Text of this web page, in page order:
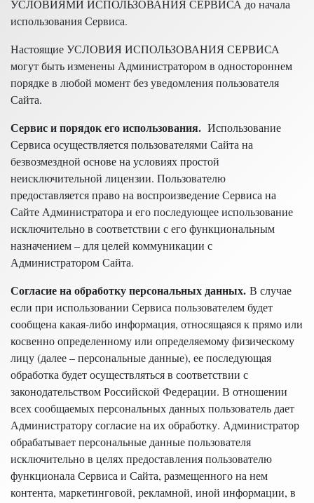
УСЛОВИЯМИ ИСПОЛЬЗОВАНИЯ СЕРВИСА до начала
использования Сервиса.
Настоящие УСЛОВИЯ ИСПОЛЬЗОВАНИЯ СЕРВИСА
могут быть изменены Администратором в одностороннем
порядке в любой момент без уведомления пользователя
Сайта.
Сервис и порядок его использования. Использование
Сервиса осуществляется пользователями Сайта на
безвозмездной основе на условиях простой
неисключительной лицензии. Пользователю
предоставляется право на воспроизведение Сервиса на
Сайте Администратора и его последующее использование
исключительно в соответствии с его функциональным
назначением – для целей коммуникации с
Администратором Сайта.
Согласие на обработку персональных данных. В случае
если при использовании Сервиса пользователем будет
сообщена какая-либо информация, относящаяся к прямо или
косвенно определенному или определяемому физическому
лицу (далее – персональные данные), ее последующая
обработка будет осуществляться в соответствии с
законодательством Российской Федерации. В отношении
всех сообщаемых персональных данных пользователь дает
Администратору согласие на их обработку. Администратор
обрабатывает персональные данные пользователя
исключительно в целях предоставления пользователю
функционала Сервиса и Сайта, размещенного на нем
контента, маркетинговой, рекламной, иной информации, в